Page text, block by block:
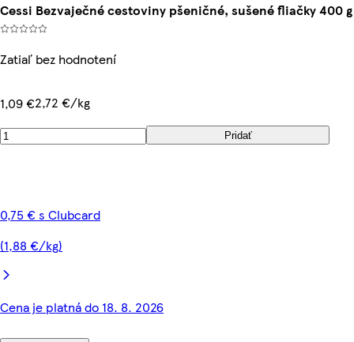
Cessi Bezvaječné cestoviny pšeničné, sušené fliačky 400 g
Zatiaľ bez hodnotení
1,09 €2,72 €/kg
Pridať
0,75 € s Clubcard
(1,88 €/kg)
Cena je platná do 18. 8. 2026